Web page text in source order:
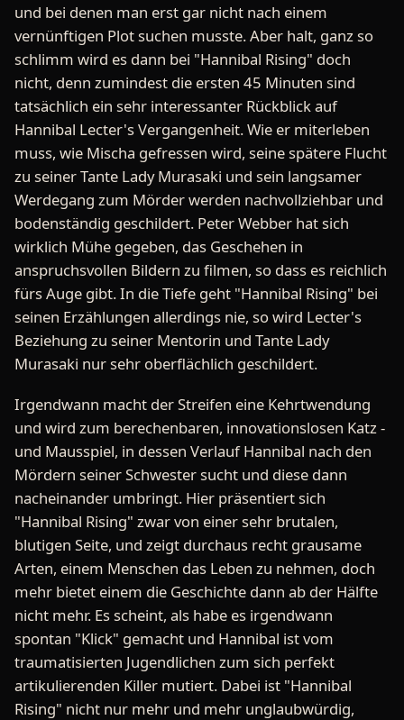
und bei denen man erst gar nicht nach einem
vernünftigen Plot suchen musste. Aber halt, ganz so
schlimm wird es dann bei "Hannibal Rising" doch
nicht, denn zumindest die ersten 45 Minuten sind
tatsächlich ein sehr interessanter Rückblick auf
Hannibal Lecter's Vergangenheit. Wie er miterleben
muss, wie Mischa gefressen wird, seine spätere Flucht
zu seiner Tante Lady Murasaki und sein langsamer
Werdegang zum Mörder werden nachvollziehbar und
bodenständig geschildert. Peter Webber hat sich
wirklich Mühe gegeben, das Geschehen in
anspruchsvollen Bildern zu filmen, so dass es reichlich
fürs Auge gibt. In die Tiefe geht "Hannibal Rising" bei
seinen Erzählungen allerdings nie, so wird Lecter's
Beziehung zu seiner Mentorin und Tante Lady
Murasaki nur sehr oberflächlich geschildert.
Irgendwann macht der Streifen eine Kehrtwendung
und wird zum berechenbaren, innovationslosen Katz -
und Mausspiel, in dessen Verlauf Hannibal nach den
Mördern seiner Schwester sucht und diese dann
nacheinander umbringt. Hier präsentiert sich
"Hannibal Rising" zwar von einer sehr brutalen,
blutigen Seite, und zeigt durchaus recht grausame
Arten, einem Menschen das Leben zu nehmen, doch
mehr bietet einem die Geschichte dann ab der Hälfte
nicht mehr. Es scheint, als habe es irgendwann
spontan "Klick" gemacht und Hannibal ist vom
traumatisierten Jugendlichen zum sich perfekt
artikulierenden Killer mutiert. Dabei ist "Hannibal
Rising" nicht nur mehr und mehr unglaubwürdig,